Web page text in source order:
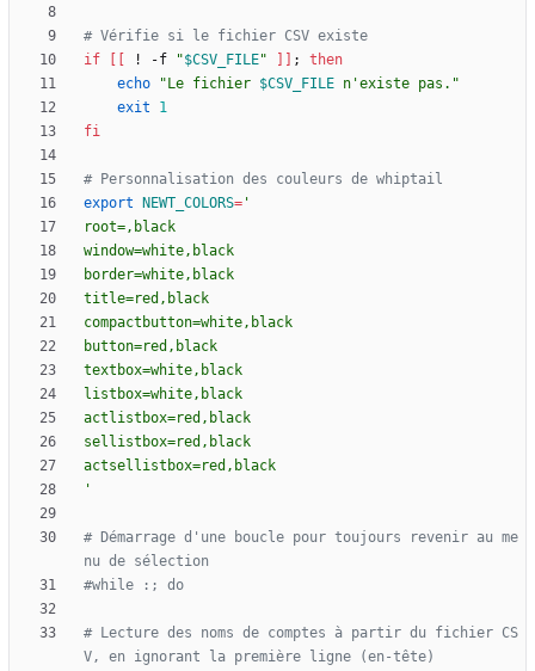
# Vérifie si le fichier CSV existe
if
! -f "$CSV_FILE" ;
then
echo
" Le fichier $CSV_FILE n'existe pas. "
exit
1
fi
# Personnalisation des couleurs de whiptail
export
NEWT_COLORS=
'
# Démarrage d'une boucle pour toujours revenir au me
nu de sélection
#while :; do
# Lecture des noms de comptes à partir du fichier CS
V, en ignorant la première ligne (en-tête)